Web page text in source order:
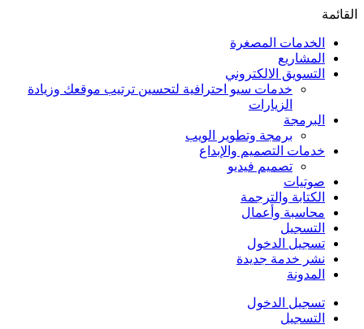
القائمة
الخدمات المصغرة
المشاريع
التسويق الالكتروني
خدمات سيو احترافية لتحسين ترتيب موقعك وزيادة
الزيارات
البرمجة
برمجة وتطوير الويب
خدمات التصميم والإبداع
تصميم فيديو
صوتيات
الكتابة والترجمة
محاسبة وأعمال
التسجيل
تسجيل الدخول
نشر خدمة جديدة
المدونة
تسجيل الدخول
التسجيل